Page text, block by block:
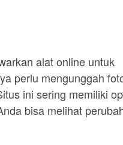
alat online untuk
perlu mengunggah
ini sering memiliki
bisa melihat